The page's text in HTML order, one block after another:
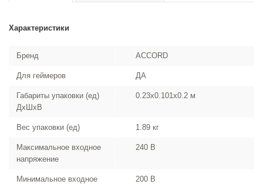
Характеристики
Бренд ACCORD
Для геймеров ДА
Габариты упаковки (ед)
ДхШхВ
0.23x0.101x0.2 м
Вес упаковки (ед) 1.89 кг
Максимальное входное
напряжение
240 В
Минимальное входное
200 В